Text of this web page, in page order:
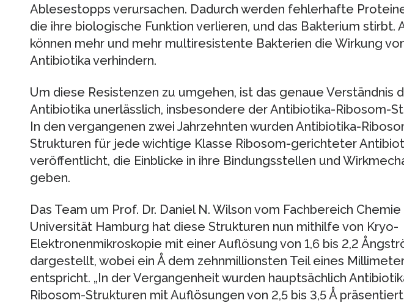
Ablesestopps verursachen. Dadurch werden fehlerhafte
die ihre biologische Funktion verlieren, und das Bakterium stirbt.
können mehr und mehr multiresistente Bakterien die Wirkung
Antibiotika verhindern.
Um diese Resistenzen zu umgehen, ist das genaue Verständnis
Antibiotika unerlässlich, insbesondere der Antibiotika-Ribosom-
In den vergangenen zwei Jahrzehnten wurden Antibiotika-
Strukturen für jede wichtige Klasse Ribosom-gerichteter
veröffentlicht, die Einblicke in ihre Bindungsstellen und
geben.
Das Team um Prof. Dr. Daniel N. Wilson vom Fachbereich
Universität Hamburg hat diese Strukturen nun mithilfe von Kryo-
Elektronenmikroskopie mit einer Auflösung von 1,6 bis 2,2
dargestellt, wobei ein Å dem zehnmillionsten Teil eines
entspricht. „In der Vergangenheit wurden hauptsächlich
Ribosom-Strukturen mit Auflösungen von 2,5 bis 3,5 Å